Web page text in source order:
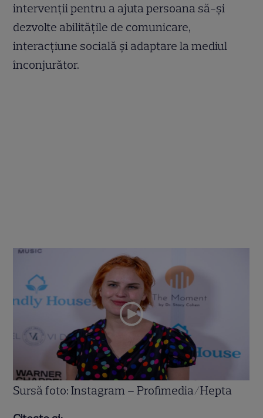
intervenții pentru a ajuta persoana să-și
dezvolte abilitățile de comunicare,
interacțiune socială și adaptare la mediul
înconjurător.
Sursă foto: Instagram – Profimedia/Hepta